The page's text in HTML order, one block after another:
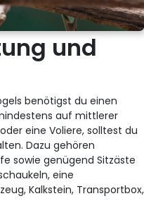
und
benötigst du einen
auf mittlerer
eine Voliere, solltest du
Dazu gehören
sowie genügend Sitzäste
eine
Kalkstein, Transportbox,